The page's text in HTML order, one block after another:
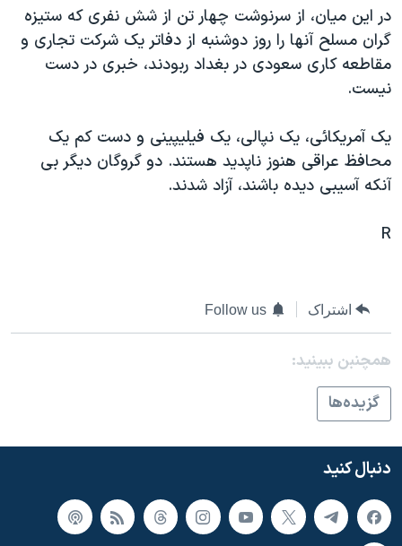
دادگاه حمید نوری
چهل سال گروگان‌گیری
اسرائیل در جنگ
نرگس محمدی برنده جایزه نوبل صلح
در اين ميان، از سرنوشت چهار تن از شش نفری که ستيزه
گران مسلح آنها را روز دوشنبه از دفاتر يک شرکت تجاری و
مقاطعه کاری سعودی در بغداد ربودند، خبری در دست
نيست.
يک آمريکائی، يک نپالی، يک فيليپينی و دست کم يک
محافظ عراقی هنوز ناپديد هستند. دو گروگان ديگر بی
آنکه آسيبی ديده باشند، آزاد شدند.
R
اشتراک Follow us
همچنبن ببینید:
گزيده‌ها
دنبال کنید